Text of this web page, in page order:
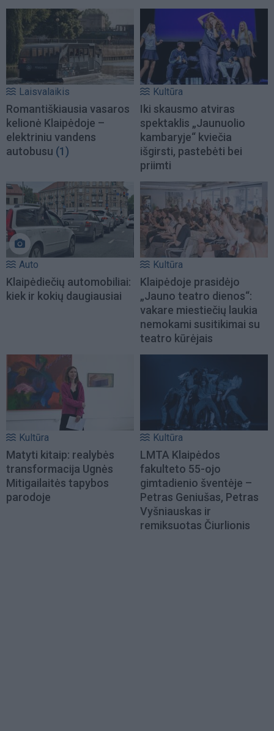
Laisvalaikis
Romantiškiausia vasaros
kelionė Klaipėdoje –
elektriniu vandens
autobusu (1)
Kultūra
Iki skausmo atviras
spektaklis „Jaunuolio
kambaryje“ kviečia
išgirsti, pastebėti bei
priimti
Auto
Klaipėdiečių automobiliai:
kiek ir kokių daugiausiai
Kultūra
Klaipėdoje prasidėjo
„Jauno teatro dienos“:
vakare miestiečių laukia
nemokami susitikimai su
teatro kūrėjais
Kultūra
Matyti kitaip: realybės
transformacija Ugnės
Mitigailaitės tapybos
parodoje
Kultūra
LMTA Klaipėdos
fakulteto 55-ojo
gimtadienio šventėje –
Petras Geniušas, Petras
Vyšniauskas ir
remiksuotas Čiurlionis